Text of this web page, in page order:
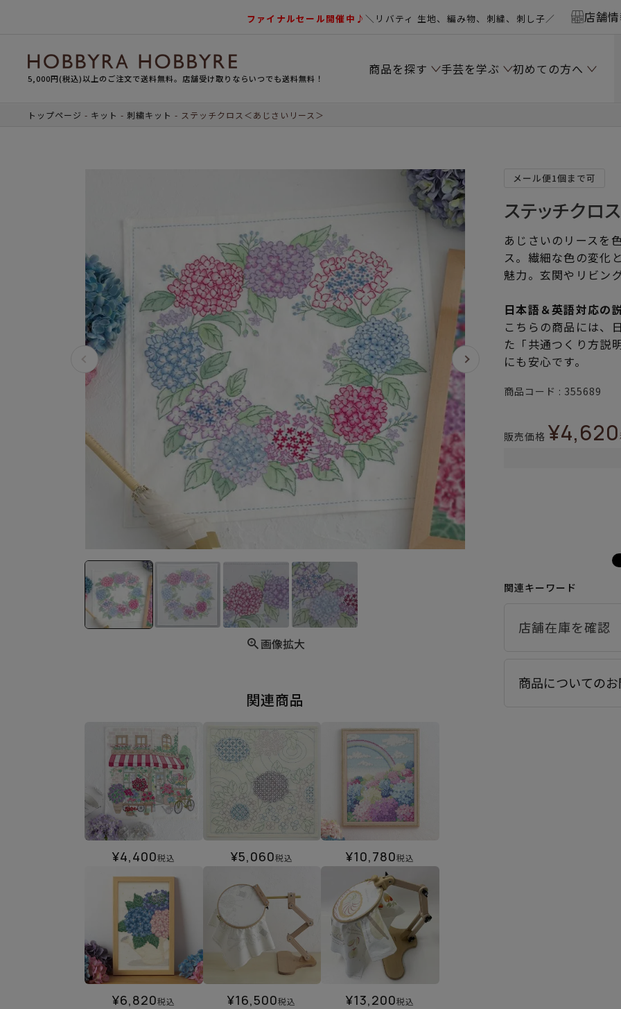
ファイナルセール開催中♪＼リバティ 生地、編み物、刺繍、刺し子／ 店舗
5,000円(税込)以上のご注文で送料無料。店舗受け取りならいつでも送料無料！
商品を探す 手芸を学ぶ 初めての方へ
トップページ キット 刺繍キット ステッチクロス＜あじさいリース＞
画像拡大
関連商品
¥4,400税込 ¥5,060税込 ¥10,780税込
¥6,820税込 ¥16,500税込 ¥13,200税込
メール便1個まで可
ステッチクロ
あじさいのリースを
ス。繊細な色の変化
魅力。玄関やリビン
日本語＆英語対応の
こちらの商品には、
た「共通つくり方説
にも安心です。
商品コード 355689
販売価格 ¥4,620
関連キーワード
商品についての